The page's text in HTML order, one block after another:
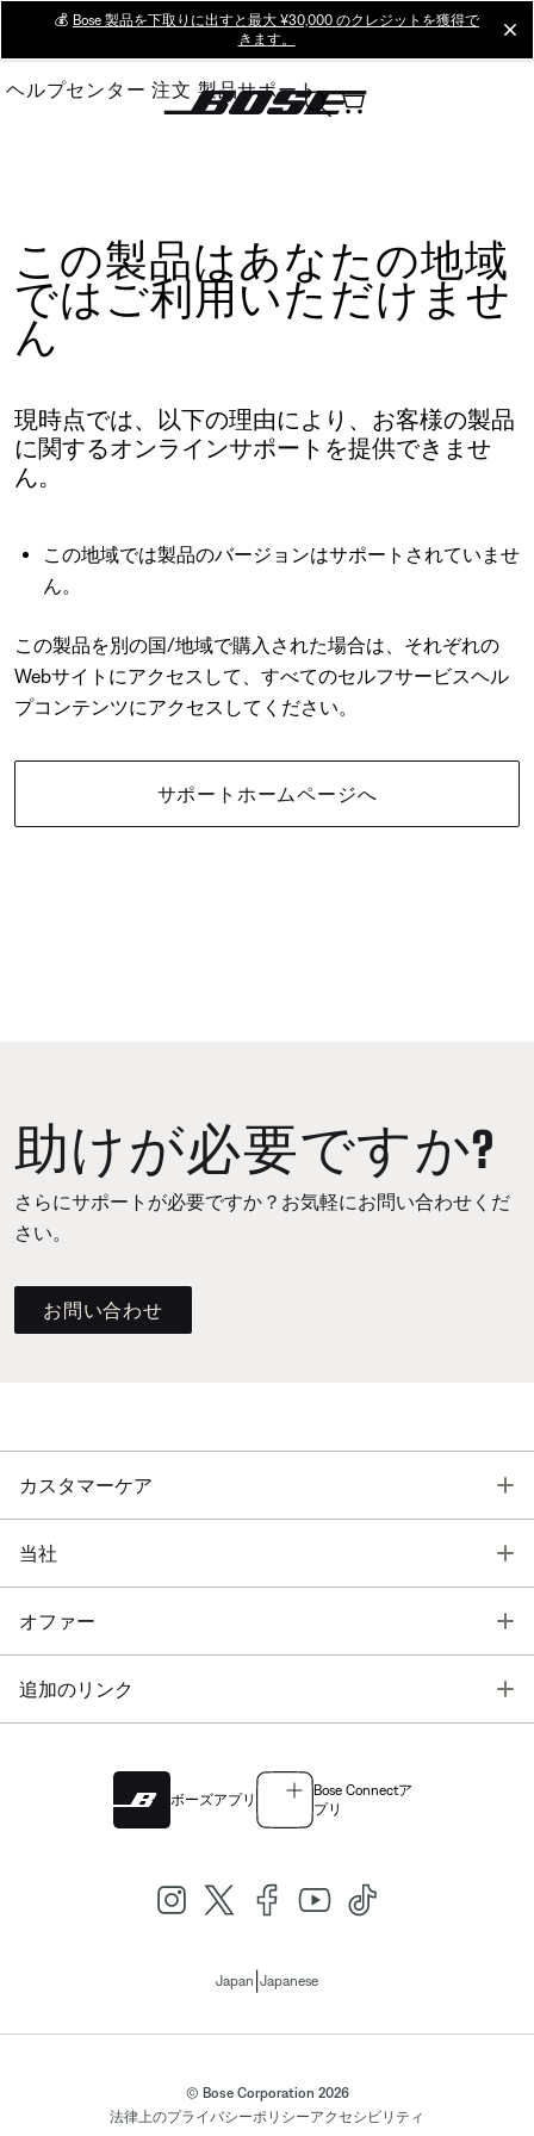
Main
💰 Bose 製品を下取りに出すと最大 ¥30,000 のクレジットを獲得で
きます。
ヘルプセンター 注文 製品サポート
この製品はあなたの地域
ではご利用いただけませ
ん
現時点では、以下の理由により、お客様の製品
に関するオンラインサポートを提供できませ
ん。
この地域では製品のバージョンはサポートされていませ
ん。
この製品を別の国/地域で購入された場合は、それぞれの
Webサイトにアクセスして、すべてのセルフサービスヘル
プコンテンツにアクセスしてください。
サポートホームページへ
助けが必要ですか?
さらにサポートが必要ですか？お気軽にお問い合わせくだ
さい。
お問い合わせ
カスタマーケア
当社
オファー
追加のリンク
ボーズアプリ
Bose Connectア
プリ
Japan Japanese
© Bose Corporation 2026
法律上のプライバシーポリシーアクセシビリティ